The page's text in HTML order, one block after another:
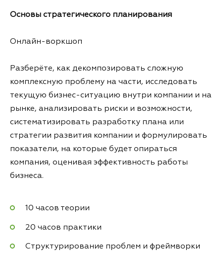
Основы стратегического планирования
Онлайн-воркшоп
Разберёте, как декомпозировать сложную
комплексную проблему на части, исследовать
текущую бизнес-ситуацию внутри компании и на
рынке, анализировать риски и возможности,
систематизировать разработку плана или
стратегии развития компании и формулировать
показатели, на которые будет опираться
компания, оценивая эффективность работы
бизнеса.
10 часов теории
20 часов практики
Структурирование проблем и фреймворки